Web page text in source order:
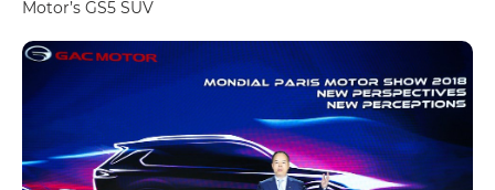
Motor’s GS5 SUV